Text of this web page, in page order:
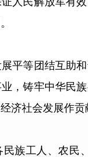
等团结互助和
，铸牢中华民
济社会发展作贡
工人、农民、